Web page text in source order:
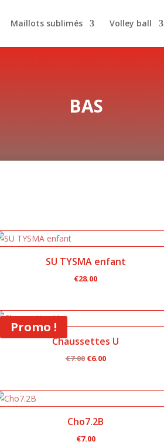
Maillots sublimés Volley ball
BAS
SU TYSMA enfant
€28.00
Promo !
Chaussettes U
€7.00 Le
initial
€7.00.
€6.00Le
actuel
Cho7.2B
€7.00